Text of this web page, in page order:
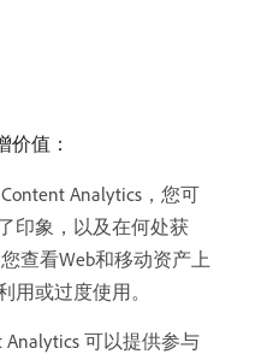
价值：
Analytics，您可
印象，以及在何处获
查看Web和移动资产上
用或过度使用。
Analytics 可以提供参与